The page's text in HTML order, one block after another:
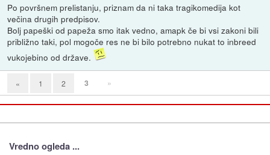
Po površnem prelistanju, priznam da ni taka tragikomedija kot
večina drugih predpisov.
Bolj papeški od papeža smo itak vedno, amapk če bi vsi zakoni bili
približno taki, pol mogoče res ne bi bilo potrebno nukat to inbreed
vukojebino od države.
« 1 2 3 »
Vredno ogleda ...